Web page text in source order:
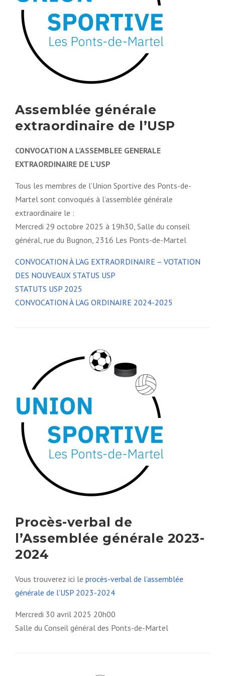
Assemblée générale
extraordinaire de l’USP
CONVOCATION A L’ASSEMBLEE GENERALE
EXTRAORDINAIRE DE L’USP
Tous les membres de l’Union Sportive des Ponts-de-
Martel sont convoqués à l’assemblée générale
extraordinaire le :
Mercredi 29 octobre 2025 à 19h30, Salle du conseil
général, rue du Bugnon, 2316 Les Ponts-de-Martel
CONVOCATION À L’AG EXTRAORDINAIRE – VOTATION
DES NOUVEAUX STATUS USP
STATUTS USP 2025
CONVOCATION À L’AG ORDINAIRE 2024-2025
Procès-verbal de
l’Assemblée générale 2023-
2024
Vous trouverez ici le procès-verbal de l’assemblée
générale de l’USP 2023-2024
Mercredi 30 avril 2025 20h00
Salle du Conseil général des Ponts-de-Martel